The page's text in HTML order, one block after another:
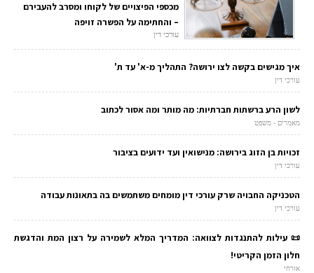
מכספי הפיצויים של לקוחו ומסרב להעבירם
– והחתימה על הפשרה זויפה
עורכי דין
איך מגישים בקשה לצו ירושה? התהליך מ-א' עד ת'
עורכי דין
לשון הרע ברשתות חברתיות: מה מותר ומה אסור לכתוב
מאמרים - משפט
זכויות בן הזוג בירושה: מנישואין ועד ידועים בציבור
עורכי דין
הטכניקה החבויה שרק עורכי דין מומחים משתמשים בה בתאונות עבודה
עורכי דין
📜 עילות להתנגדות לצוואה: המדריך המלא לשמירה על רצון המת והדגשת
חלון הזמן הקריטי!
אזרחי